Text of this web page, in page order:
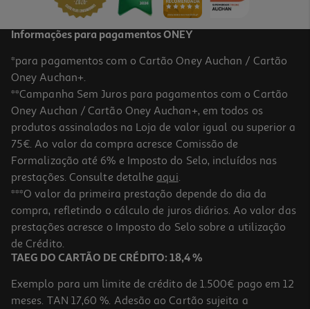
-10%
Livro O Poder De Deixar Ir De John Purkiss
13.95 €/un
15,50 € PVP de editor
13,95 €
Informações para pagamentos ONEY
*para pagamentos com o Cartão Oney Auchan / Cartão
Oney Auchan+.
**Campanha Sem Juros para pagamentos com o Cartão
Oney Auchan / Cartão Oney Auchan+, em todos os
produtos assinalados na Loja de valor igual ou superior a
75€. Ao valor da compra acresce Comissão de
Formalização até 6% e Imposto do Selo, incluídos nas
prestações. Consulte detalhe aqui.
***O valor da primeira prestação depende do dia da
compra, refletindo o cálculo de juros diários. Ao valor das
prestações acresce o Imposto do Selo sobre a utilização
de Crédito.
TAEG DO CARTÃO DE CRÉDITO: 18,4 %
Exemplo para um limite de crédito de 1.500€ pago em 12
meses. TAN 17,60 %. Adesão ao Cartão sujeita a